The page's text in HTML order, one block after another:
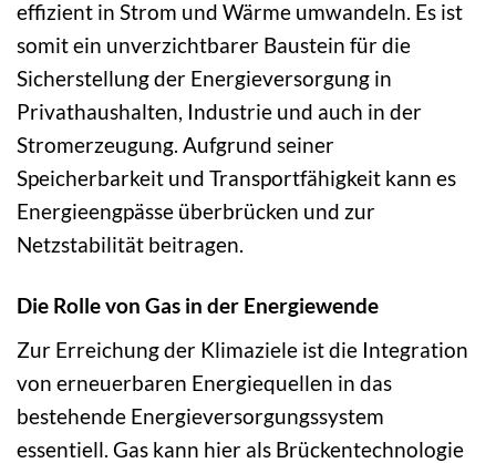
effizient in Strom und Wärme umwandeln. Es ist
somit ein unverzichtbarer Baustein für die
Sicherstellung der Energieversorgung in
Privathaushalten, Industrie und auch in der
Stromerzeugung. Aufgrund seiner
Speicherbarkeit und Transportfähigkeit kann es
Energieengpässe überbrücken und zur
Netzstabilität beitragen.
Die Rolle von Gas in der Energiewende
Zur Erreichung der Klimaziele ist die Integration
von erneuerbaren Energiequellen in das
bestehende Energieversorgungssystem
essentiell. Gas kann hier als Brückentechnologie